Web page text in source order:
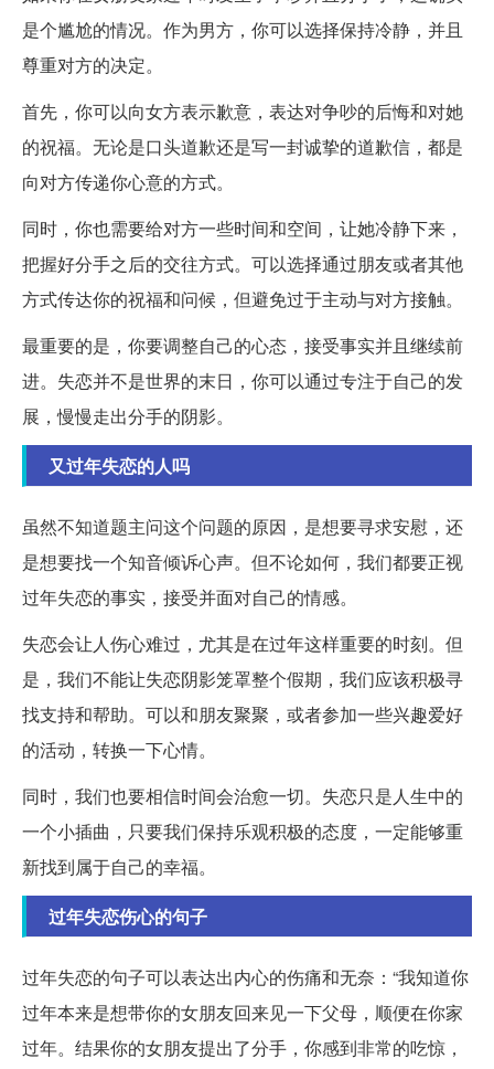
是个尴尬的情况。作为男方，你可以选择保持冷静，并且
尊重对方的决定。
首先，你可以向女方表示歉意，表达对争吵的后悔和对她
的祝福。无论是口头道歉还是写一封诚挚的道歉信，都是
向对方传递你心意的方式。
同时，你也需要给对方一些时间和空间，让她冷静下来，
把握好分手之后的交往方式。可以选择通过朋友或者其他
方式传达你的祝福和问候，但避免过于主动与对方接触。
最重要的是，你要调整自己的心态，接受事实并且继续前
进。失恋并不是世界的末日，你可以通过专注于自己的发
展，慢慢走出分手的阴影。
又过年失恋的人吗
虽然不知道题主问这个问题的原因，是想要寻求安慰，还
是想要找一个知音倾诉心声。但不论如何，我们都要正视
过年失恋的事实，接受并面对自己的情感。
失恋会让人伤心难过，尤其是在过年这样重要的时刻。但
是，我们不能让失恋阴影笼罩整个假期，我们应该积极寻
找支持和帮助。可以和朋友聚聚，或者参加一些兴趣爱好
的活动，转换一下心情。
同时，我们也要相信时间会治愈一切。失恋只是人生中的
一个小插曲，只要我们保持乐观积极的态度，一定能够重
新找到属于自己的幸福。
过年失恋伤心的句子
过年失恋的句子可以表达出内心的伤痛和无奈：“我知道你
过年本来是想带你的女朋友回来见一下父母，顺便在你家
过年。结果你的女朋友提出了分手，你感到非常的吃惊，